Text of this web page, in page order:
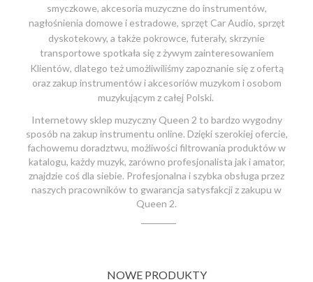
smyczkowe, akcesoria muzyczne do instrumentów,
nagłośnienia domowe i estradowe, sprzęt Car Audio, sprzęt
dyskotekowy, a także pokrowce, futerały, skrzynie
transportowe spotkała się z żywym zainteresowaniem
Klientów, dlatego też umożliwiliśmy zapoznanie się z ofertą
oraz zakup instrumentów i akcesoriów muzykom i osobom
muzykującym z całej Polski.
Internetowy sklep muzyczny Queen 2 to bardzo wygodny
sposób na zakup instrumentu online. Dzięki szerokiej ofercie,
fachowemu doradztwu, możliwości filtrowania produktów w
katalogu, każdy muzyk, zarówno profesjonalista jak i amator,
znajdzie coś dla siebie. Profesjonalna i szybka obsługa przez
naszych pracowników to gwarancja satysfakcji z zakupu w
Queen 2.
NOWE PRODUKTY